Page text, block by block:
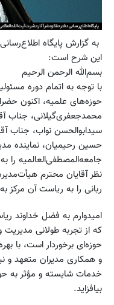
به گزارش پایگاه
این شرح است:
بسم‌الله الرحمن الرحیم
با توجه به اتمام دوره
حوزه‌های علمیه، اکنون
محمدجعفری‌گیلانی، جناب
سیدابوالحسن نواب، جناب
حسین رحیمیان، نماینده
جامعه‌المصطفی‌العالمیه را
نظر آقایان محترم
ربانی را به ریاست آن
امیدوارم به فضل خداوند
که از تجربه طولانی
حوزه‌ای برخوردار است، با
و همکاری مدیران متعهد و
خدمات شایسته و مؤثر به
بیافزاید.